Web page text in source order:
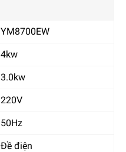
YM8700EW
4kw
3.0kw
220V
50Hz
Đề điện